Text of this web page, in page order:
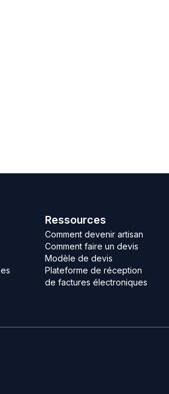
Ressources
Comment devenir artisan
Comment faire un devis
Modèle de devis
Plateforme de réception
de factures électroniques